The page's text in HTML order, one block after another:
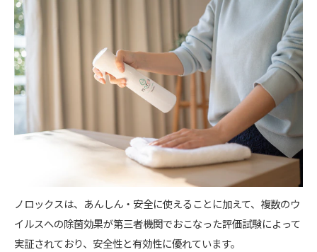
ノロックスは、あんしん・安全に使えることに加えて、複数のウ
イルスへの除菌効果が第三者機関でおこなった評価試験によって
実証されており、安全性と有効性に優れています。